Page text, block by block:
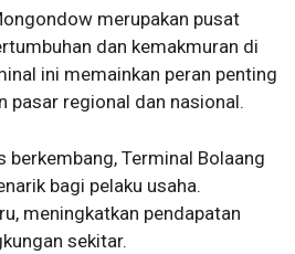
merupakan pusat
dan kemakmuran di
ini memainkan peran penting
pasar regional dan nasional.
Terminal Bolaang
bagi pelaku usaha.
meningkatkan pendapatan
sekitar.